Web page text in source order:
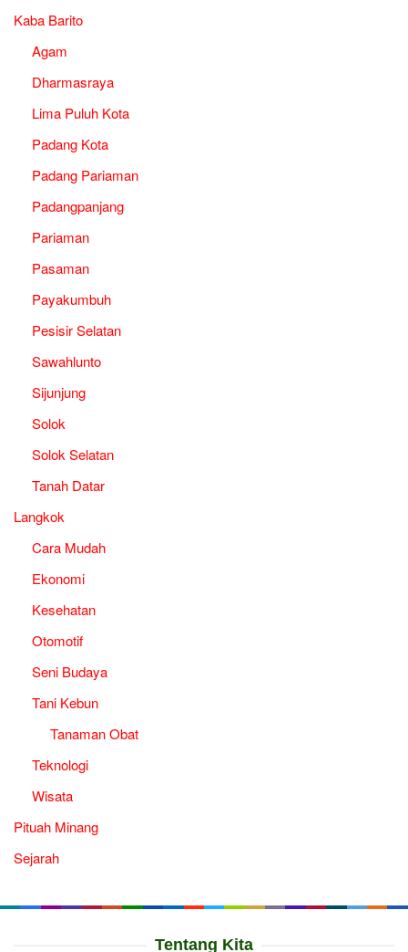
Kaba Barito
Agam
Dharmasraya
Lima Puluh Kota
Padang Kota
Padang Pariaman
Padangpanjang
Pariaman
Pasaman
Payakumbuh
Pesisir Selatan
Sawahlunto
Sijunjung
Solok
Solok Selatan
Tanah Datar
Langkok
Cara Mudah
Ekonomi
Kesehatan
Otomotif
Seni Budaya
Tani Kebun
Tanaman Obat
Teknologi
Wisata
Pituah Minang
Sejarah
Tentang Kita